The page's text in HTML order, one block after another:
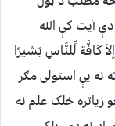
آیت کې الله
كَافَّة لِّلنَّاسِ بَشِيرًا
لاَ يَعْلَمُونَ] ﴿28﴾)موږ ته نه یې استولی مګر
زیاتره خلک علم نه